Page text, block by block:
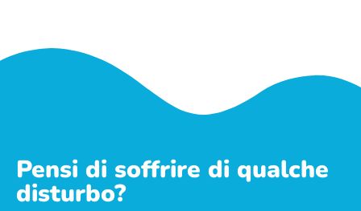
Pensi di soffrire di qualche
disturbo?